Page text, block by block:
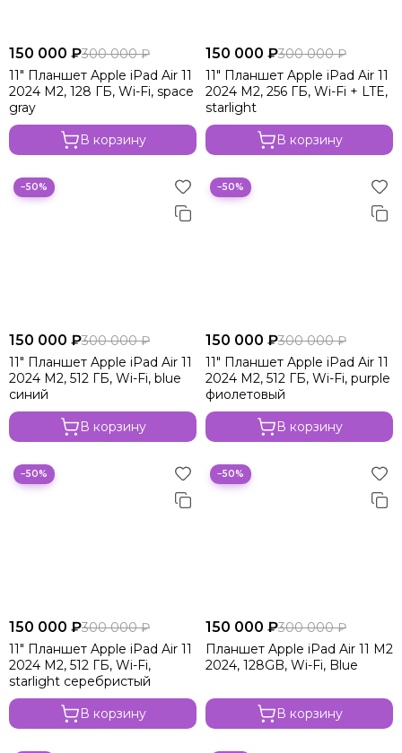
150 000 ₽300 000 ₽
11" Планшет Apple iPad Air 11
2024 M2, 128 ГБ, Wi-Fi, space
gray
В корзину
150 000 ₽300 000 ₽
11" Планшет Apple iPad Air 11
2024 M2, 256 ГБ, Wi-Fi + LTE,
starlight
В корзину
−50%
150 000 ₽300 000 ₽
11" Планшет Apple iPad Air 11
2024 M2, 512 ГБ, Wi-Fi, blue
синий
В корзину
−50%
150 000 ₽300 000 ₽
11" Планшет Apple iPad Air 11
2024 M2, 512 ГБ, Wi-Fi, purple
фиолетовый
В корзину
−50%
150 000 ₽300 000 ₽
11" Планшет Apple iPad Air 11
2024 M2, 512 ГБ, Wi-Fi,
starlight серебристый
В корзину
−50%
150 000 ₽300 000 ₽
Планшет Apple iPad Air 11 M2
2024, 128GB, Wi-Fi, Blue
В корзину